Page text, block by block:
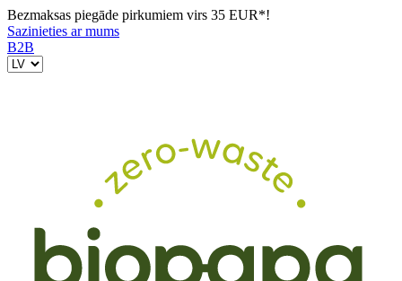
Bezmaksas piegāde pirkumiem virs 35 EUR*!
Sazinieties ar mums
B2B